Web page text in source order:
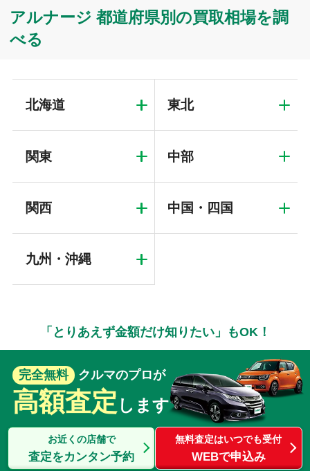
アルナージ 都道府県別の買取相場を調
べる
北海道 東北
関東 中部
関西 中国・四国
九州・沖縄
「とりあえず金額だけ知りたい」もOK！
完全無料 クルマのプロが
高額査定 します
お近くの店舗で
査定をカンタン予約
無料査定はいつでも受付
WEBで申込み